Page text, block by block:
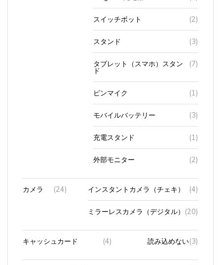
スイッチボット (2)
スタンド (3)
タブレット（スマホ）スタン
ド
(7)
ピンマイク (1)
モバイルバッテリー (3)
充電スタンド (1)
外部モニター (2)
(24) インスタントカメラ（チェキ） (4)
ミラーレスカメラ（デジタル） (20)
キャッシュカード (4) 読み込めない (3)